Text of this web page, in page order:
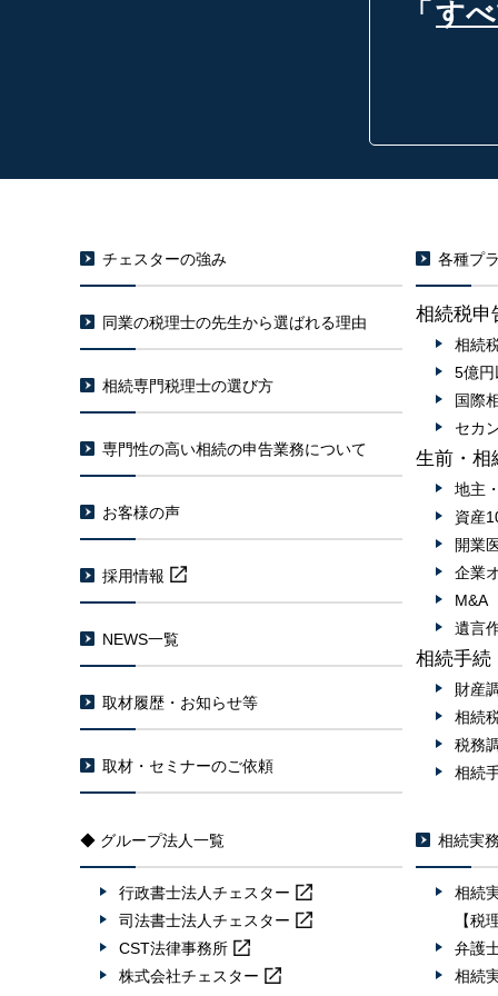
「 す
チェスターの強み
同業の税理士の先生から選ばれる理由
相続専門税理士の選び方
専門性の高い相続の申告業務について
お客様の声
採用情報
NEWS一覧
取材履歴・お知らせ等
取材・セミナーのご依頼
各種プ
相続税申
相続
5億
国際
セカ
生前・相
地主
資産
開業
企業
M&A
遺言
相続手続
財産
相続
税務
相続
◆ グループ法人一覧
行政書士法人チェスター
司法書士法人チェスター
CST法律事務所
株式会社チェスター
相続実
相続
【税
弁護
相続